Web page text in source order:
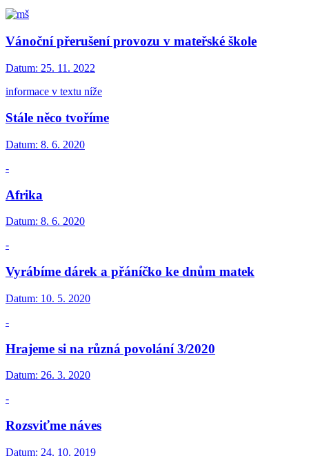
Vánoční přerušení provozu v mateřské škole
Datum: 25. 11. 2022
informace v textu níže
Stále něco tvoříme
Datum: 8. 6. 2020
-
Afrika
Datum: 8. 6. 2020
-
Vyrábíme dárek a přáníčko ke dnům matek
Datum: 10. 5. 2020
-
Hrajeme si na různá povolání 3/2020
Datum: 26. 3. 2020
-
Rozsviťme náves
Datum: 24. 10. 2019